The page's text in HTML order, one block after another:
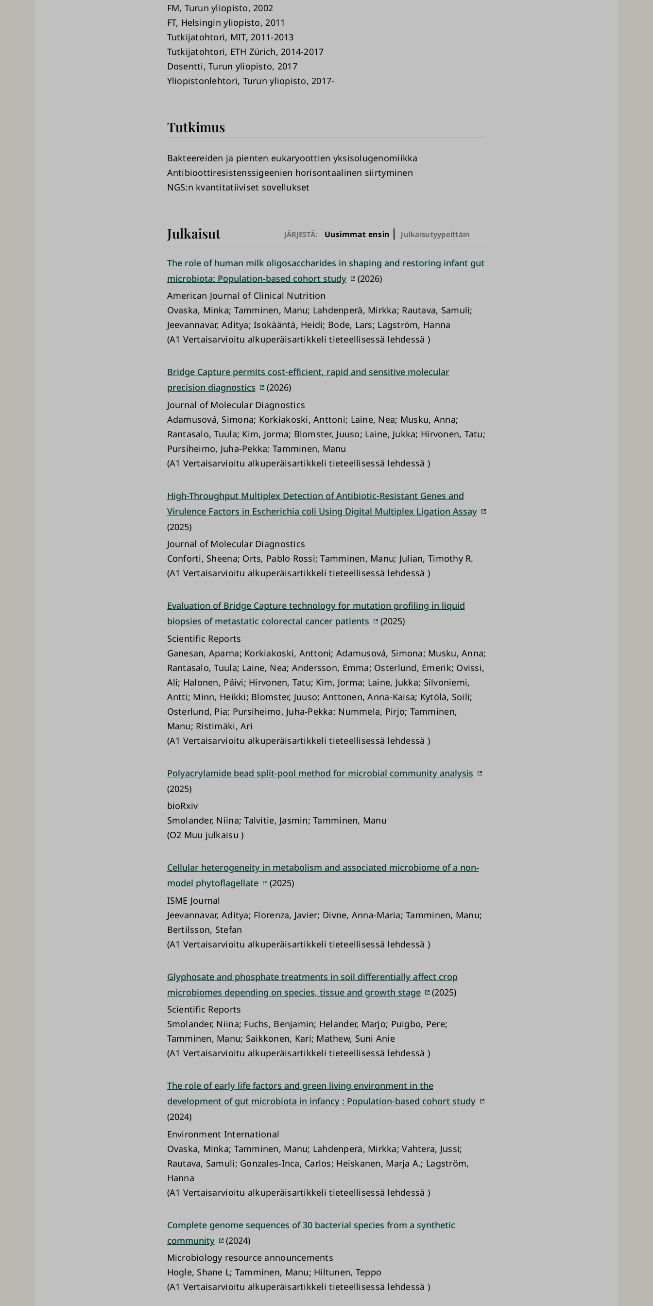
FM, Turun yliopisto, 2002
FT, Helsingin yliopisto, 2011
Tutkijatohtori, MIT, 2011-2013
Tutkijatohtori, ETH Zürich, 2014-2017
Dosentti, Turun yliopisto, 2017
Yliopistonlehtori, Turun yliopisto, 2017-
Tutkimus
Bakteereiden ja pienten eukaryoottien yksisolugenomiikka
Antibioottiresistenssigeenien horisontaalinen siirtyminen
NGS:n kvantitatiiviset sovellukset
Julkaisut JÄRJESTÄ: Uusimmat ensin Julkaisutyypeittäin
The role of human milk oligosaccharides in shaping and restoring infant gut
microbiota: Population-based cohort study
(2026)
American Journal of Clinical Nutrition
Ovaska, Minka; Tamminen, Manu; Lahdenperä, Mirkka; Rautava, Samuli;
Jeevannavar, Aditya; Isokääntä, Heidi; Bode, Lars; Lagström, Hanna
(A1 Vertaisarvioitu alkuperäisartikkeli tieteellisessä lehdessä )
Bridge Capture permits cost-efficient, rapid and sensitive molecular
precision diagnostics
(2026)
Journal of Molecular Diagnostics
Adamusová, Simona; Korkiakoski, Anttoni; Laine, Nea; Musku, Anna;
Rantasalo, Tuula; Kim, Jorma; Blomster, Juuso; Laine, Jukka; Hirvonen, Tatu;
Pursiheimo, Juha-Pekka; Tamminen, Manu
(A1 Vertaisarvioitu alkuperäisartikkeli tieteellisessä lehdessä )
High-Throughput Multiplex Detection of Antibiotic-Resistant Genes and
Virulence Factors in Escherichia coli Using Digital Multiplex Ligation Assay
(2025)
Journal of Molecular Diagnostics
Conforti, Sheena; Orts, Pablo Rossi; Tamminen, Manu; Julian, Timothy R.
(A1 Vertaisarvioitu alkuperäisartikkeli tieteellisessä lehdessä )
Evaluation of Bridge Capture technology for mutation profiling in liquid
biopsies of metastatic colorectal cancer patients
(2025)
Scientific Reports
Ganesan, Aparna; Korkiakoski, Anttoni; Adamusová, Simona; Musku, Anna;
Rantasalo, Tuula; Laine, Nea; Andersson, Emma; Osterlund, Emerik; Ovissi,
Ali; Halonen, Päivi; Hirvonen, Tatu; Kim, Jorma; Laine, Jukka; Silvoniemi,
Antti; Minn, Heikki; Blomster, Juuso; Anttonen, Anna-Kaisa; Kytölä, Soili;
Osterlund, Pia; Pursiheimo, Juha-Pekka; Nummela, Pirjo; Tamminen,
Manu; Ristimäki, Ari
(A1 Vertaisarvioitu alkuperäisartikkeli tieteellisessä lehdessä )
Polyacrylamide bead split-pool method for microbial community analysis
(2025)
bioRxiv
Smolander, Niina; Talvitie, Jasmin; Tamminen, Manu
(O2 Muu julkaisu )
Cellular heterogeneity in metabolism and associated microbiome of a non-
model phytoflagellate
(2025)
ISME Journal
Jeevannavar, Aditya; Florenza, Javier; Divne, Anna-Maria; Tamminen, Manu;
Bertilsson, Stefan
(A1 Vertaisarvioitu alkuperäisartikkeli tieteellisessä lehdessä )
Glyphosate and phosphate treatments in soil differentially affect crop
microbiomes depending on species, tissue and growth stage
(2025)
Scientific Reports
Smolander, Niina; Fuchs, Benjamin; Helander, Marjo; Puigbo, Pere;
Tamminen, Manu; Saikkonen, Kari; Mathew, Suni Anie
(A1 Vertaisarvioitu alkuperäisartikkeli tieteellisessä lehdessä )
The role of early life factors and green living environment in the
development of gut microbiota in infancy : Population-based cohort study
(2024)
Environment International
Ovaska, Minka; Tamminen, Manu; Lahdenperä, Mirkka; Vahtera, Jussi;
Rautava, Samuli; Gonzales-Inca, Carlos; Heiskanen, Marja A.; Lagström,
Hanna
(A1 Vertaisarvioitu alkuperäisartikkeli tieteellisessä lehdessä )
Complete genome sequences of 30 bacterial species from a synthetic
community
(2024)
Microbiology resource announcements
Hogle, Shane L; Tamminen, Manu; Hiltunen, Teppo
(A1 Vertaisarvioitu alkuperäisartikkeli tieteellisessä lehdessä )